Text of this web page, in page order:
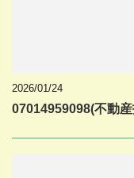
2026/01/24
07014959098(不動